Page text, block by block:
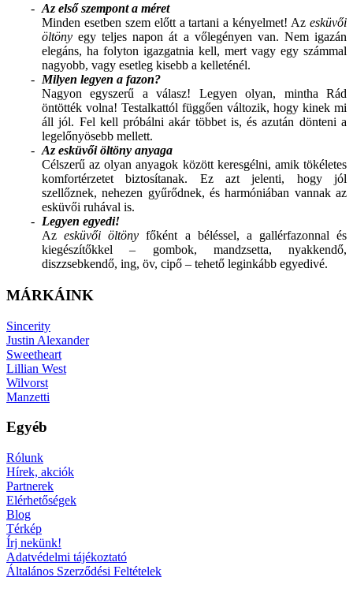
Az első szempont a méret
Minden esetben szem előtt a tartani a kényelmet! Az esküvői
öltöny egy teljes napon át a vőlegényen van. Nem igazán
elegáns, ha folyton igazgatnia kell, mert vagy egy számmal
nagyobb, vagy esetleg kisebb a kelleténél.
Milyen legyen a fazon?
Nagyon egyszerű a válasz! Legyen olyan, mintha Rád
öntötték volna! Testalkattól függően változik, hogy kinek mi
áll jól. Fel kell próbálni akár többet is, és azután dönteni a
legelőnyösebb mellett.
Az esküvői öltöny anyaga
Célszerű az olyan anyagok között keresgélni, amik tökéletes
komfortérzetet biztosítanak. Ez azt jelenti, hogy jól
szellőznek, nehezen gyűrődnek, és harmóniában vannak az
esküvői ruhával is.
Legyen egyedi!
Azesküvői öltöny főként a béléssel, a gallérfazonnal és
kiegészítőkkel – gombok, mandzsetta, nyakkendő,
diszzsebkendő, ing, öv, cipő – tehető leginkább egyedivé.
MÁRKÁINK
Sincerity
Justin Alexander
Sweetheart
Lillian West
Wilvorst
Manzetti
Egyéb
Rólunk
Hírek, akciók
Partnerek
Elérhetőségek
Blog
Térkép
Írj nekünk!
Adatvédelmi tájékoztató
Általános Szerződési Feltételek